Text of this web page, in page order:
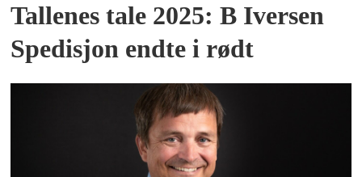
Tallenes tale 2025: B Iversen
Spedisjon endte i rødt